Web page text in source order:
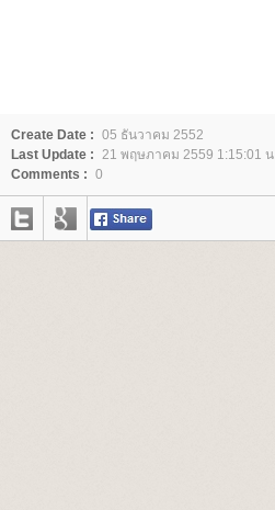
Create Date : 05 ธันวาคม 2552
Last Update :
21 พฤษภาคม 2559 1:15:01 น.
Comments : 0